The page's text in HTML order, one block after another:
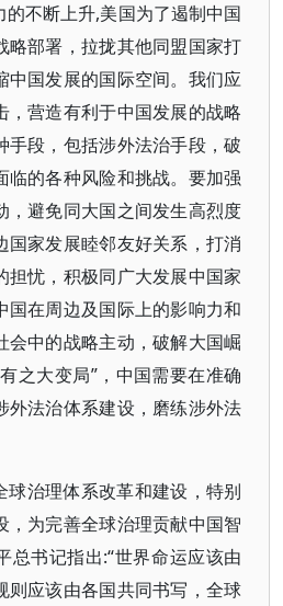
不断上升,美国为了遏制中国
略部署，拉拢其他同盟国家打
中国发展的国际空间。我们应
，营造有利于中国发展的战略
手段，包括涉外法治手段，破
临的各种风险和挑战。要加强
，避免同大国之间发生高烈度
国家发展睦邻友好关系，打消
担忧，积极同广大发展中国家
国在周边及国际上的影响力和
会中的战略主动，破解大国崛
之大变局”，中国需要在准确
外法治体系建设，磨练涉外法
球治理体系改革和建设，特别
，为完善全球治理贡献中国智
总书记指出:“世界命运应该由
则应该由各国共同书写，全球